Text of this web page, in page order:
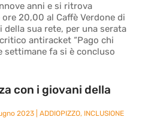
anni e si ritrova
20,00 al Caffè Verdone di
della sua rete, per una serata
antiracket “Pago chi
settimane fa si è concluso
con i giovani della
2023 |ADDIOPIZZO, INCLUSIONE